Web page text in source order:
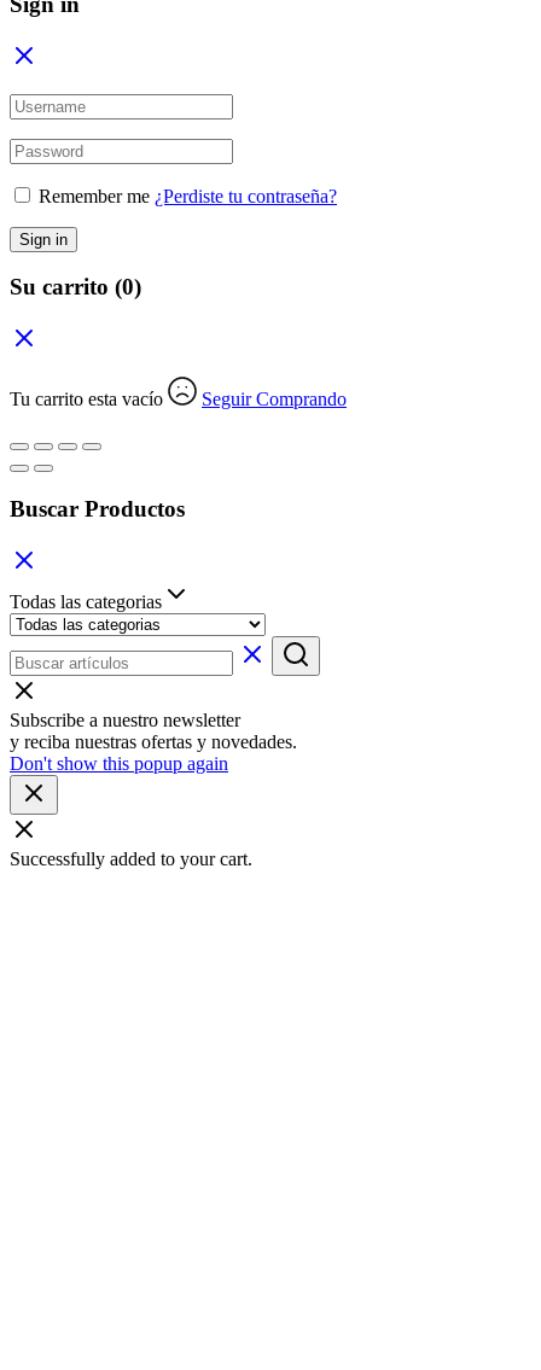
Remember me ¿Perdiste tu contraseña?
Sign in
Su carrito (0)
Tu carrito esta vacío Seguir Comprando
Buscar Productos
Todas las categorias
Subscribe a nuestro newsletter
y reciba nuestras ofertas y novedades.
Don't show this popup again
Successfully added to your cart.